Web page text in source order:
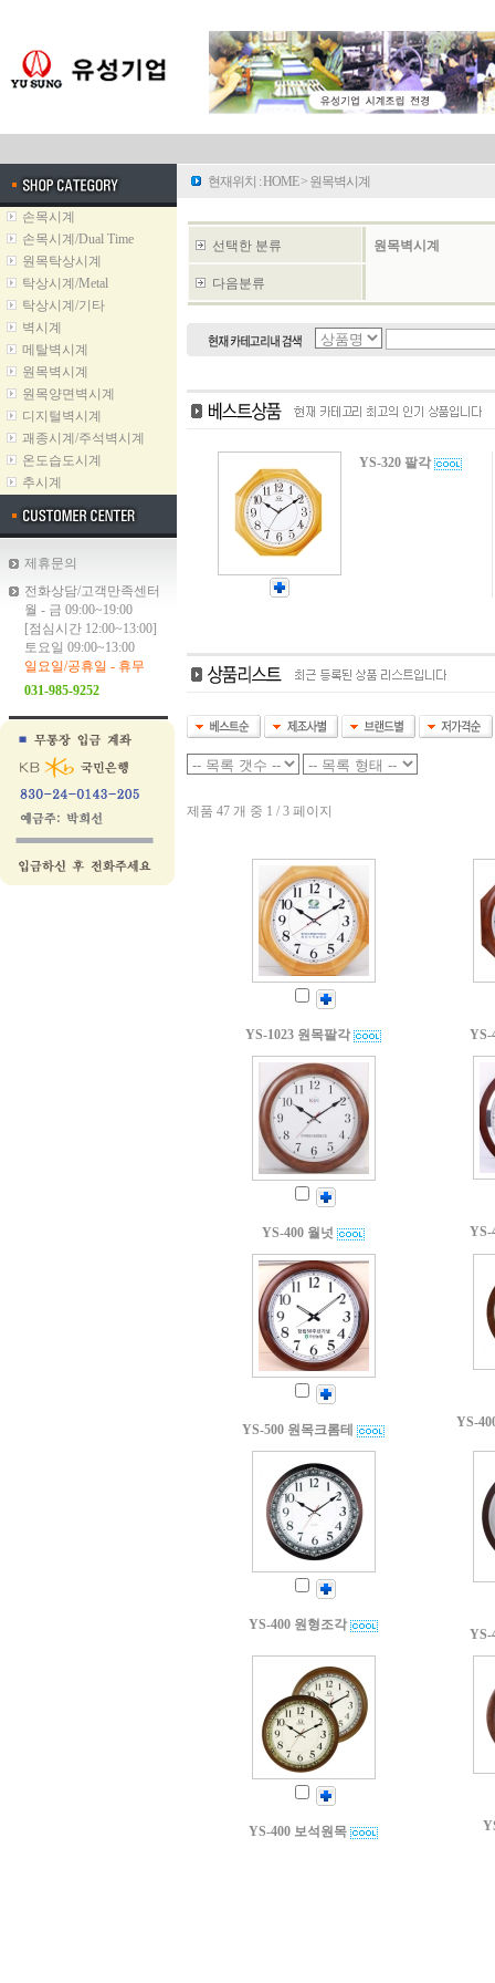
손목시계
손목시계/Dual Time
원목탁상시계
탁상시계/Metal
탁상시계/기타
벽시계
메탈벽시계
원목벽시계
원목양면벽시계
디지털벽시계
괘종시계/주석벽시계
온도습도시계
추시계
제휴문의
전화상담/고객만족센터
월 - 금 09:00~19:00
[점심시간 12:00~13:00]
토요일 09:00~13:00
일요일/공휴일 - 휴무
031-985-9252
현재위치 :HOME > 원목벽시계
선택한 분류 원목벽시계
다음분류
YS-320 팔각
제품 47 개 중 1 / 3 페이지
YS-1023 원목팔각 YS-
YS-400 월넛 YS-
YS-500 원목크롬테 YS-
YS-400 원형조각
YS-
YS-400 보석원목